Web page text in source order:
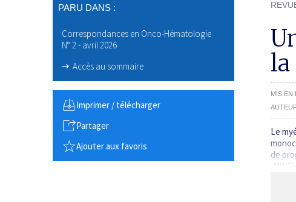
PARU DANS :
Correspondances en Onco-Hématologie
N° 2 - avril 2026
Accès au sommaire
Imprimer / télécharger
Partager
Ajouter aux favoris
la
MIS EN
Le
de